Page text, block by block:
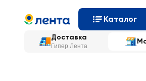
Каталог
Доставка
Гипер Лента